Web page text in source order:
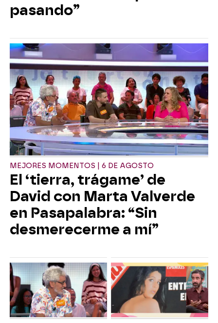
pasando”
MEJORES MOMENTOS | 6 DE AGOSTO
El ‘tierra, trágame’ de
David con Marta Valverde
en Pasapalabra: “Sin
desmerecerme a mí”